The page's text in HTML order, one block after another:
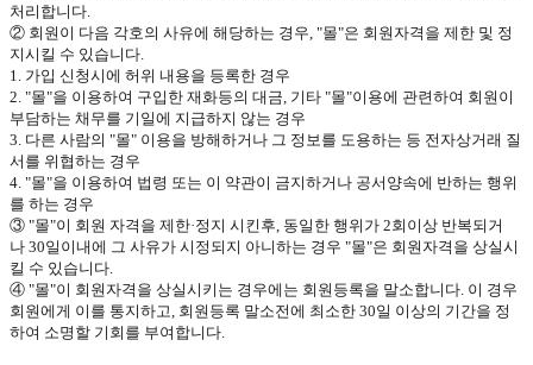
처리합니다
② 회원이 다음 각호의 사유에 해당하는 경우 , "몰"은 회원자격을 제한 및 정
지시킬 수 있습니다
1. 가입 신청시에 허위 내용을 등록한 경우
2. "몰"을 이용하여 구입한 재화등의 대금 기타 "몰"이용에 관련하여 회원이
부담하는 채무를 기일에 지급하지 않는 경우
3. 다른 사람의 "몰" 이용을 방해하거나 그 정보를 도용하는 등 전자상거래 질
서를 위협하는 경우
4. "몰"을 이용하여 법령 또는 이 약관이 금지하거나 공서양속에 반하는 행위
를 하는 경우
③ "몰"이 회원 자격을 제한·정지 시킨후 동일한 행위가 2회이상 반복되거
나 30일이내에 그 사유가 시정되지 아니하는 경우 "몰"은 회원자격을 상실시
킬 수 있습니다
④ "몰"이 회원자격을 상실시키는 경우에는 회원등록을 말소합니다 이 경우
회원에게 이를 통지하고 회원등록 말소전에 최소한 30일 이상의 기간을 정
하여 소명할 기회를 부여합니다